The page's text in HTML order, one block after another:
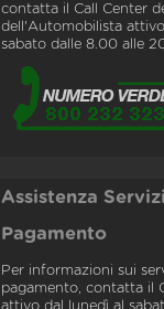
contatta il Call Center
dell'Automobilista
sabato dalle 8.00 alle
Assistenza
Pagamento
Per informazioni sui
pagamento, contatta il